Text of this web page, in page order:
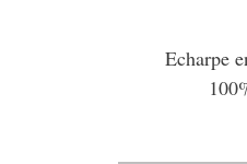
Echarpe